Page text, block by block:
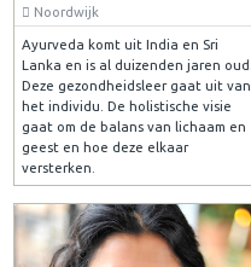
Noordwijk
Ayurveda komt uit India en Sri
Lanka en is al duizenden jaren oud.
Deze gezondheidsleer gaat uit van
het individu. De holistische visie
gaat om de balans van lichaam en
geest en hoe deze elkaar
versterken.